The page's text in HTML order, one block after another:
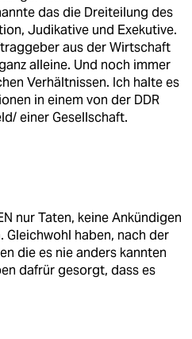
das die Dreiteilung des
Judikative und Exekutive.
aus der Wirtschaft
alleine. Und noch immer
Verhältnissen. Ich halte es
in einem von der DDR
einer Gesellschaft.
nur Taten, keine Ankündigen
haben, nach der
die es nie anders kannten
dafrür gesorgt, dass es